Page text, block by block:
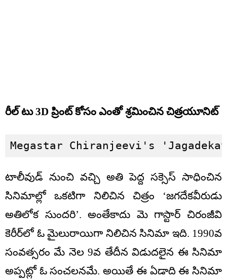
రీల్ టు 3D ప్రింట్ కోసం ఎంతో శ్రమించిన చిత్రయూనిట్
Megastar Chiranjeevi's
టాలీవుడ్ నుంచి వచ్చి అతి పెద్ద సక్సెస్ సాధించిన
సినిమాల్లో ఒకటిగా నిలిచిన చిత్రం ‘జగదేకవీరుడు
అతిలోక సుందరి’. అంతేకాదు మె గాస్టార్ చిరంజీవి
కెరీర్‌లో ఓ మైలురాయిగా నిలిచిన సినిమా ఇది. 1990వ
సంవత్సరం మే నెల 9వ తేదీన విడుదలైన ఈ సినిమా
అప్పట్లో ఓ సంచలనమే. అయితే ఈ ఏడాది ఈ సినిమా